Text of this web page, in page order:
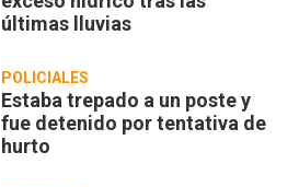
últimas lluvias
POLICIALES
Estaba trepado a un poste y
fue detenido por tentativa de
hurto